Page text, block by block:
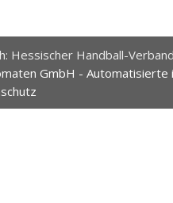
Hessischer Handball-
GmbH -